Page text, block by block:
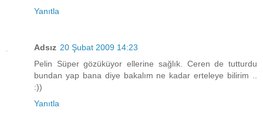
Yanıtla
Adsız 20 Şubat 2009 14:23
Pelin Süper gözüküyor ellerine sağlık. Ceren de tutturdu
bundan yap bana diye bakalım ne kadar erteleye bilirim ..
:))
Yanıtla